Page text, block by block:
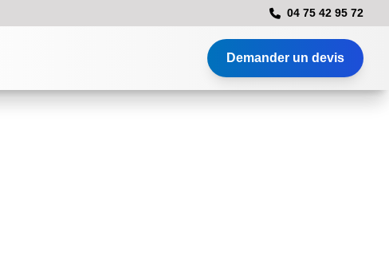
04 75 42 95 72
Demander un devis